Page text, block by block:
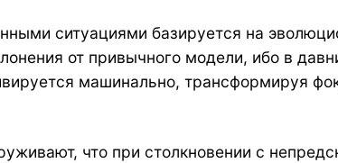
ситуациями базируется на
от привычного модели, ибо в
машинально, трансформируя
что при столкновении с